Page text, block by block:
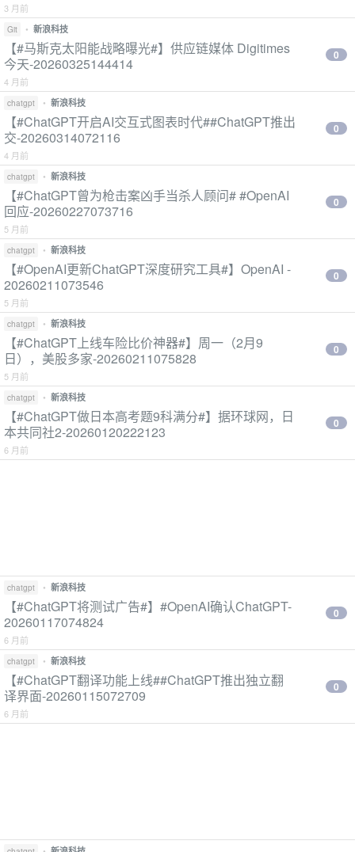
3 月前
Git • 新浪科技
【#马斯克太阳能战略曝光#】供应链媒体 Digitimes
今天-20260325144414
4 月前
0
chatgpt • 新浪科技
【#ChatGPT开启AI交互式图表时代##ChatGPT推出
交-20260314072116
4 月前
0
chatgpt • 新浪科技
【#ChatGPT曾为枪击案凶手当杀人顾问# #OpenAI
回应-20260227073716
5 月前
0
chatgpt • 新浪科技
【#OpenAI更新ChatGPT深度研究工具#】OpenAI -
20260211073546
5 月前
0
chatgpt • 新浪科技
【#ChatGPT上线车险比价神器#】周一（2月9
日），美股多家-20260211075828
5 月前
0
chatgpt • 新浪科技
【#ChatGPT做日本高考题9科满分#】据环球网，日
本共同社2-20260120222123
6 月前
0
chatgpt • 新浪科技
【#ChatGPT将测试广告#】#OpenAI确认ChatGPT-
20260117074824
6 月前
0
chatgpt • 新浪科技
【#ChatGPT翻译功能上线##ChatGPT推出独立翻
译界面-20260115072709
6 月前
0